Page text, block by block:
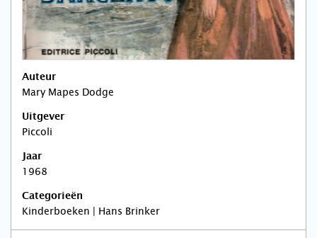
Auteur
Mary Mapes Dodge
Uitgever
Piccoli
Jaar
1968
Categorieën
Kinderboeken | Hans Brinker